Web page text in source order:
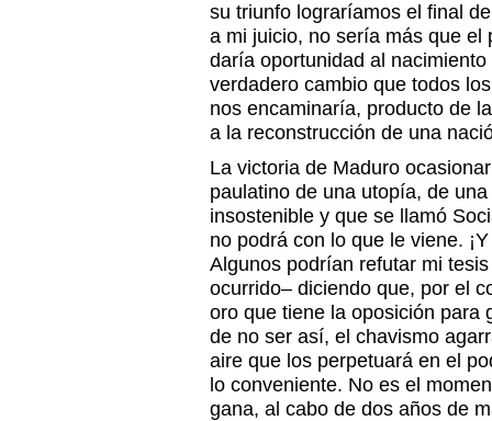
su triunfo lograríamos el final
a mi juicio, no sería más que el
daría oportunidad al
verdadero cambio que todos
nos encaminaría, producto de
a la reconstrucción de una
La victoria de Maduro
paulatino de una utopía, de
insostenible y que se llamó
no podrá con lo que le viene.
Algunos podrían refutar mi
ocurrido– diciendo que, por el
oro que tiene la oposición para
de no ser así, el chavismo
aire que los perpetuará en el
lo conveniente. No es el
gana, al cabo de dos años de